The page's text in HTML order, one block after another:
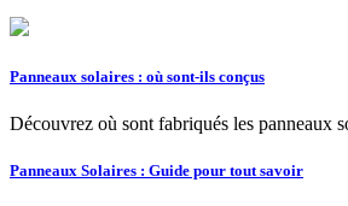
Panneaux solaires : où sont-ils conçus
Découvrez où sont fabriqués les panneaux
Panneaux Solaires : Guide pour tout savoir